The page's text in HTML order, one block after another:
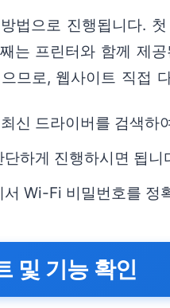
법으로 진행됩니다.
는 프린터와 함께 제
므로, 웹사이트 직접
신 드라이버를 검색하
하게 진행하시면 됩니
Wi-Fi 비밀번호를 정
및 기능 확인